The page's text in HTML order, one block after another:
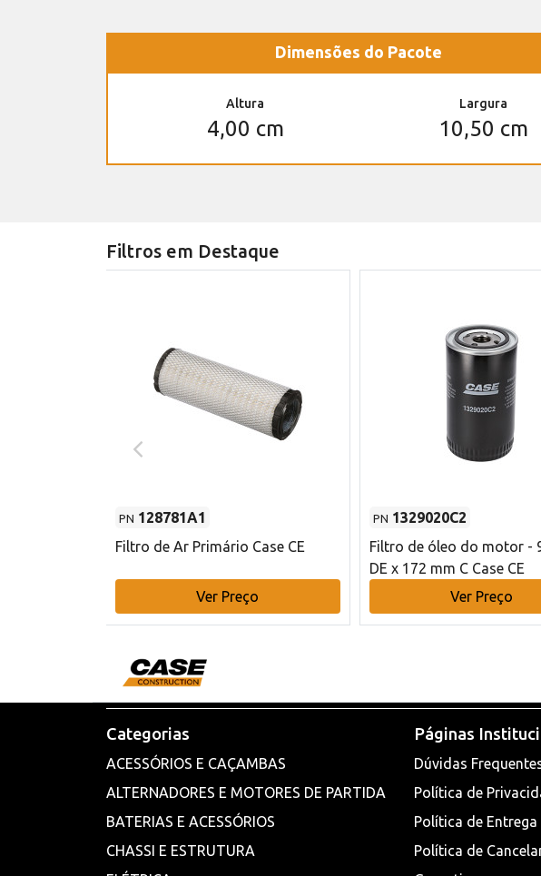
Dimensões do Pacote
Altura
4,00 cm
Largura
10,50 cm
Filtros em Destaque
PN 128781A1
Filtro de Ar Primário Case CE
Ver Preço
PN 1329020C2
Filtro de óleo do motor -
DE x 172 mm C Case CE
Ver Preço
Categorias
ACESSÓRIOS E CAÇAMBAS
ALTERNADORES E MOTORES DE PARTIDA
BATERIAS E ACESSÓRIOS
CHASSI E ESTRUTURA
Páginas
Dúvidas
Política de
Política de Entrega
Política de